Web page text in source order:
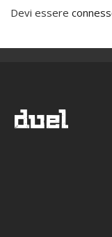
Devi essere